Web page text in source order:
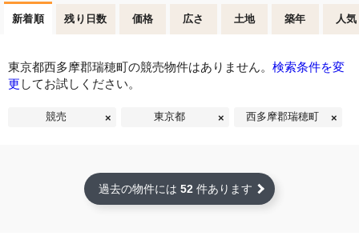
新着順 残り日数 価格 広さ 土地 築年 人気
東京都西多摩郡瑞穂町の競売物件はありません。 検索条件を変
更 してお試しください。
競売 東京都 西多摩郡瑞穂町
過去の物件には 52 件あります